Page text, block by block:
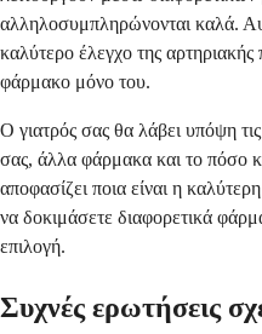
αλληλοσυμπληρώνονται καλά.
καλύτερο έλεγχο της αρτηριακής
φάρμακο μόνο του.
Ο γιατρός σας θα λάβει υπόψη
σας, άλλα φάρμακα και το πόσο
αποφασίζει ποια είναι η
να δοκιμάσετε διαφορετικά
επιλογή.
Συχνές ερωτήσεις